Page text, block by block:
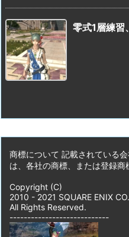
零式1層練習
商標について 記載されている
は、各社の商標、または登録商
Copyright (C)
2010 - 2021 SQUARE ENIX
All Rights Reserved.
----------------------------